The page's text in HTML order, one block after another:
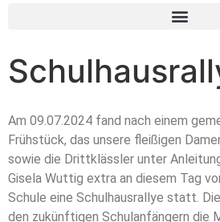
Am 09.07.2024 fand nach einem
Frühstück, das unsere fleißigen
sowie die Drittklässler unter
Gisela Wuttig extra an diesem Tag
Schule eine Schulhausrallye statt.
den zukünftigen Schulanfängern die